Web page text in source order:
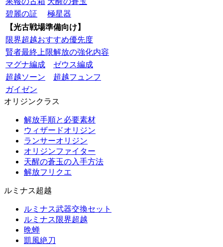
碧麗の証
極星器
【光古戦場準備向け】
限界超越おすすめ優先度
賢者最終上限解放の強化内容
マグナ編成
ゼウス編成
超越ソーン
超越フュンフ
ガイゼン
オリジンクラス
解放手順と必要素材
ウィザードオリジン
ランサーオリジン
オリジンファイター
天醒の蒼玉の入手方法
解放フリクエ
ルミナス超越
ルミナス武器交換セット
ルミナス限界超越
晩蝉
凱風絶刀